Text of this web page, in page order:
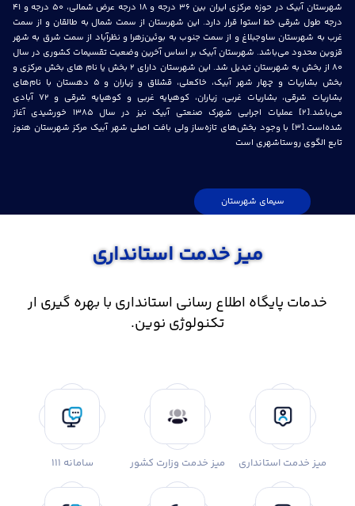
شهرستان آبیک در حوزه مركزی ایران بین ۳۶ درجه و ۱۸ درجه عرض شمالی، ۵۰ درجه و ۴۱
درجه طول شرقی خط استوا قرار دارد. این شهرستان از سمت شمال به طالقان و از سمت
غرب به شهرستان ساوجبلاغ و از سمت جنوب به بوئین‌زهرا و نظرآباد از سمت شرق به شهر
قزوين محدود می‌باشد. شهرستان آبیک بر اساس آخرین وضعیت تقسیمات كشوری در سال
۸۰ از بخش به شهرستان تبديل شد. این شهرستان دارای ۲ بخش یا نام های بخش مركزی و
بخش بشاریات و چهار شهر آبیک، خاكعلي، قشلاق و زیاران و ۵ دهستان با نام‌های
بشاريات شرقي، بشاريات غربي، زياران، كوهپايه غربي و كوهپايه شرقي و ۷۲ آبادي
می‌باشد.[۲] عملیات اجرایی شهرک صنعتی آبیک نیز در سال ۱۳۸۵ خورشیدی آغاز
شده‌است.[۳] با وجود بخش‌های تازه‌ساز ولی بافت اصلی شهر آبیک مرکز شهرستان هنوز
تابع الگوی روستاشهری است
سیمای شهرستان
میز خدمت استانداری
خدمات پایگاه اطلاع رسانی استانداری با بهره گیری ار
تکنولوژی نوین.
میز خدمت استانداری میز خدمت وزارت کشور سامانه 111